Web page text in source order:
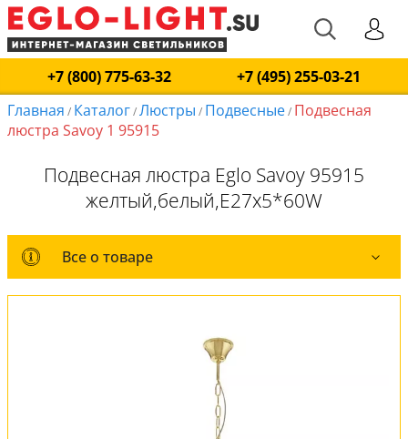
+7 (800) 775-63-32
+7 (495) 255-03-21
Главная / Каталог/Люстры / Подвесные/ Подвесная
люстра Savoy 1 95915
Подвесная люстра Eglo Savoy 95915
желтый,белый,E27x5*60W
Все о товаре
Все о товаре
Комплект лампочек